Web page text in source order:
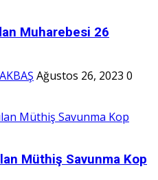
Muharebesi 26
Ağustos 26, 2023 0
Müthiş Savunma Kop